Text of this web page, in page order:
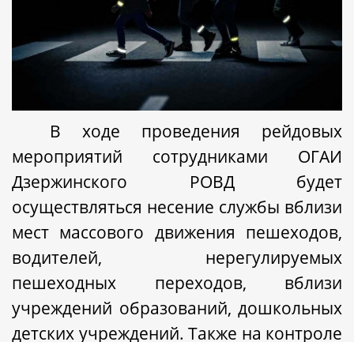
В ходе проведения рейдовых
мероприятий сотрудниками ОГАИ
Дзержинского РОВД будет
осуществляться несение службы вблизи
мест массового движения пешеходов,
водителей, нерегулируемых
пешеходных переходов, вблизи
учреждений образований, дошкольных
детских учреждений. Также на контроле